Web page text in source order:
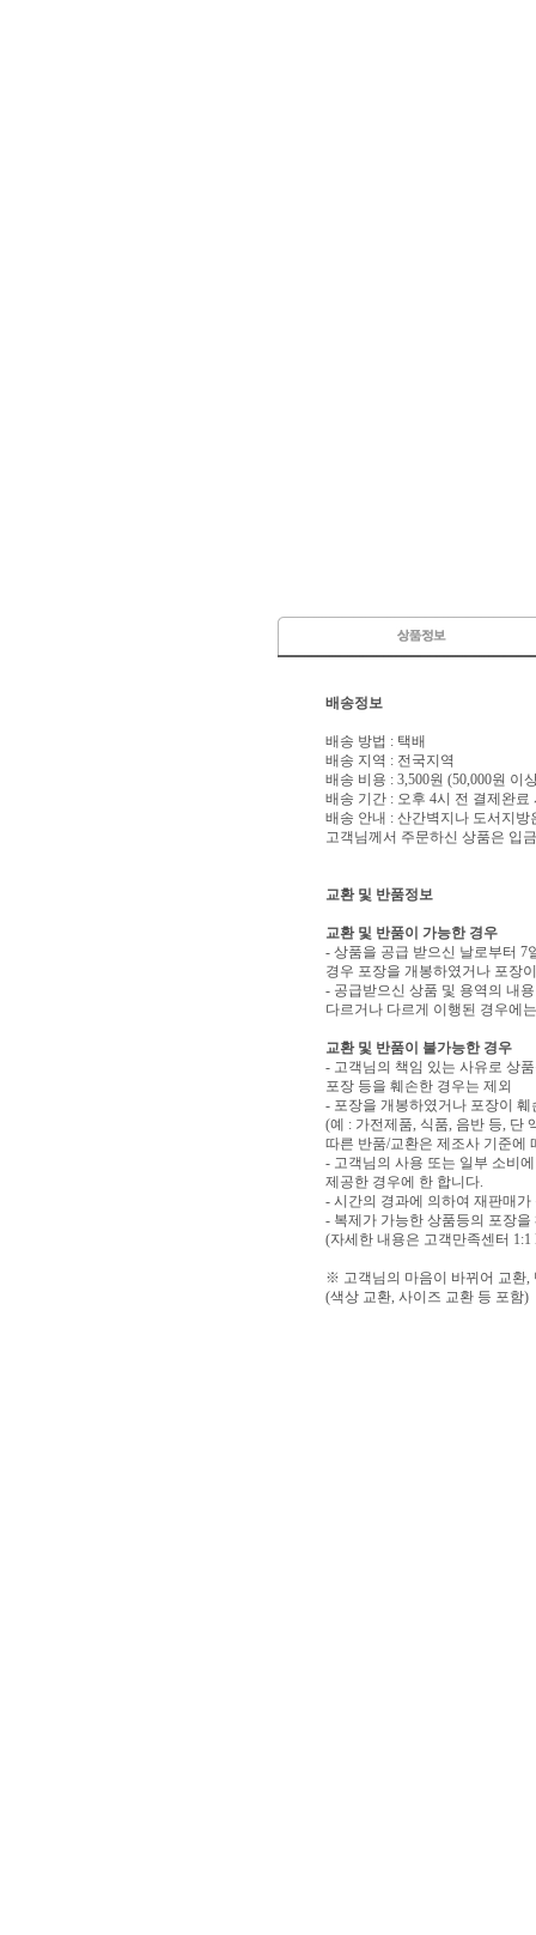
배송정보
배송 방법 : 택배
배송 지역 : 전국지역
배송 비용 : 3,500원 (50,000원 이
배송 기간 : 오후 4시 전 결제완료
배송 안내 : 산간벽지나 도서지
고객님께서 주문하신 상품은 입
교환 및 반품정보
교환 및 반품이 가능한 경우
- 상품을 공급 받으신 날로부터 7
경우 포장을 개봉하였거나 포장
- 공급받으신 상품 및 용역의 내
다르거나 다르게 이행된 경우에
교환 및 반품이 불가능한 경우
- 고객님의 책임 있는 사유로 상
포장 등을 훼손한 경우는 제외
- 포장을 개봉하였거나 포장이
(예 : 가전제품, 식품, 음반 등, 단
따른 반품/교환은 제조사 기준에
- 고객님의 사용 또는 일부 소비
제공한 경우에 한 합니다.
- 시간의 경과에 의하여 재판매
- 복제가 가능한 상품등의 포장을
(자세한 내용은 고객만족센터
※ 고객님의 마음이 바뀌어 교환,
(색상 교환, 사이즈 교환 등 포함)